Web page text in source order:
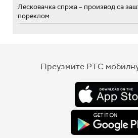
Лесковачка спржа – производ са
пореклом
Преузмите РТС